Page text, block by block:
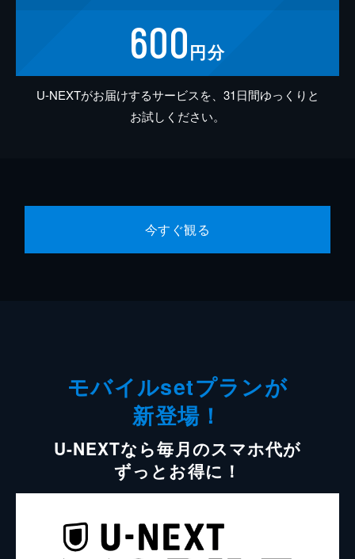
600円分
U-NEXTがお届けするサービスを、31日間ゆっくりと
お試しください。
今すぐ観る
モバイルsetプランが
新登場！
U-NEXTなら毎月のスマホ代が
ずっとお得に！